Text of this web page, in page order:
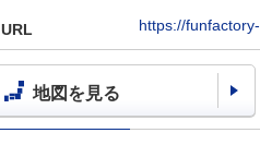
URL https://
地図を見る